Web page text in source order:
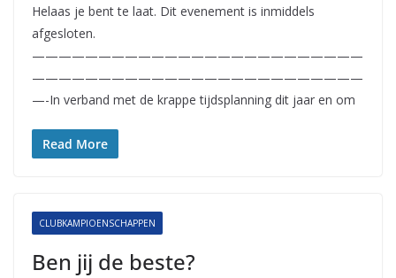
Helaas je bent te laat. Dit evenement is inmiddels
afgesloten.
—————————————————————————
—————————————————————————
—-In verband met de krappe tijdsplanning dit jaar en om
Read More
CLUBKAMPIOENSCHAPPEN
Ben jij de beste?